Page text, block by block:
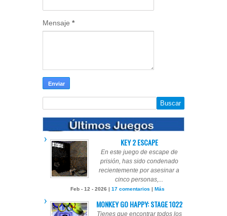
Mensaje *
KEY 2 ESCAPE
En este juego de escape de
prisión, has sido condenado
recientemente por asesinar a
cinco personas,...
Feb - 12 - 2026 | 17 comentarios Más
MONKEY GO HAPPY: STAGE 1022
Tienes que encontrar todos los